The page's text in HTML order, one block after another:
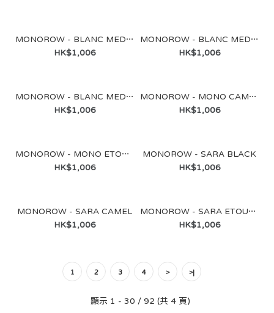
MONOROW - BLANC MEDIUM BURGUNDY BROWN
HK$1,006
MONOROW - BLANC MEDIUM SUEDE CAMEL
HK$1,006
MONOROW - BLANC MEDIUM SUEDE CHOCO
HK$1,006
MONOROW - MONO CAMEL
HK$1,006
MONOROW - MONO ETOUPE
HK$1,006
MONOROW - SARA BLACK
HK$1,006
MONOROW - SARA CAMEL
HK$1,006
MONOROW - SARA ETOUPE
HK$1,006
1 2 3 4 > >|
顯示 1 - 30 / 92 (共 4 頁)